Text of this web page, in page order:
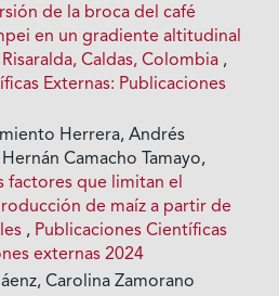
de la broca del café
en un gradiente altitudinal
Caldas, Colombia ,
Externas: Publicaciones
Herrera, Andrés
Camacho Tamayo,
factores que limitan el
de maíz a partir de
, Publicaciones Científicas
externas 2024
Carolina Zamorano